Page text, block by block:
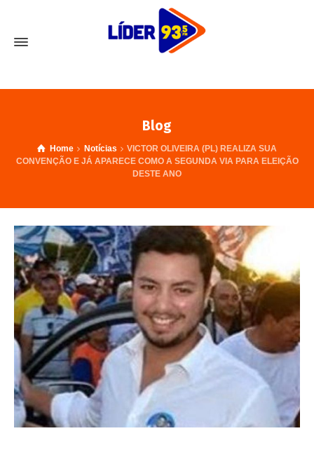
Blog
Home Notícias
VICTOR OLIVEIRA (PL) REALIZA SUA
CONVENÇÃO E JÁ APARECE COMO A SEGUNDA VIA PARA ELEIÇÃO
DESTE ANO